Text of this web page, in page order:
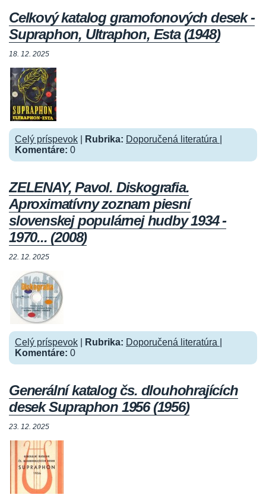
Celkový katalog gramofonových desek -
Supraphon, Ultraphon, Esta (1948)
18. 12. 2025
Celý príspevok Rubrika: Doporučená literatúra
Komentáre: 0
ZELENAY, Pavol. Diskografia.
Aproximatívny zoznam piesní
slovenskej populárnej hudby 1934 -
1970... (2008)
22. 12. 2025
Celý príspevok Rubrika: Doporučená literatúra
Komentáre: 0
Generální katalog čs. dlouhohrajících
desek Supraphon 1956 (1956)
23. 12. 2025